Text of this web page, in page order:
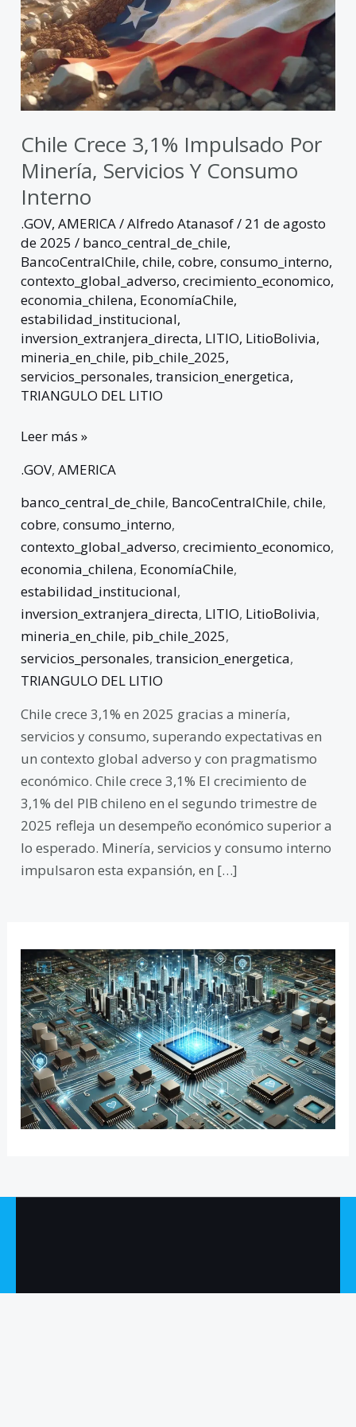
Chile Crece 3,1% Impulsado Por
Minería, Servicios Y Consumo
Interno
.GOV,AMERICA/Alfredo Atanasof/ 21 de agosto
de 2025/ banco_central_de_chile,
BancoCentralChile,chile,cobre,consumo_interno,
contexto_global_adverso,crecimiento_economico,
economia_chilena, EconomíaChile,
estabilidad_institucional,
inversion_extranjera_directa, LITIO, LitioBolivia,
mineria_en_chile, pib_chile_2025,
servicios_personales,transicion_energetica,
TRIANGULO DEL LITIO
interno
Leer más »
.GOV,AMERICA
banco_central_de_chile, BancoCentralChile,chile,
cobre,consumo_interno,
contexto_global_adverso,crecimiento_economico,
economia_chilena, EconomíaChile,
estabilidad_institucional,
inversion_extranjera_directa, LITIO, LitioBolivia,
mineria_en_chile, pib_chile_2025,
servicios_personales,transicion_energetica,
TRIANGULO DEL LITIO
Chile crece 3,1% en 2025 gracias a minería,
servicios y consumo, superando expectativas en
un contexto global adverso y con pragmatismo
económico. Chile crece 3,1% El crecimiento de
3,1% del PIB chileno en el segundo trimestre de
2025 refleja un desempeño económico superior a
lo esperado. Minería, servicios y consumo interno
impulsaron esta expansión, en […]